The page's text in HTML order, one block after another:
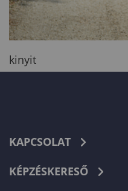
kinyit
KAPCSOLAT
KÉPZÉSKERESŐ